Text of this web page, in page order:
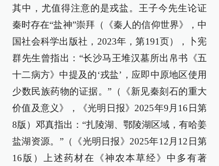
其中，尤值得注意的是戎盐。王子今先生论证
秦时存在“盐神”崇拜（《秦人的信仰世界》，中
国社会科学出版社，2023年，第191页），卜宪
群先生曾指出：“长沙马王堆汉墓所出帛书《五
十二病方》中提及的‘戎盐’，应即中原地区使用
少数民族药物的证据。”（《新见秦刻石的重大
价值及意义》，《光明日报》2025年9月16日第
8版）邓真指出：“扎陵湖、鄂陵湖区域，有哈姜
盐湖资源。”（《光明日报》2025年12月12日第
16版）上述药材在《神农本草经》中多有著